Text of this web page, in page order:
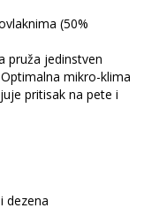
(50%
pruža jedinstven
mikro-klima
pritisak na pete i
dezena